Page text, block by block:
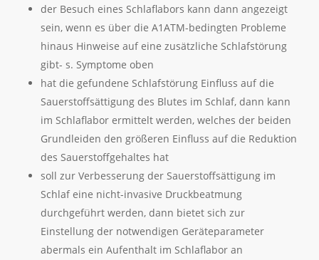
der Besuch eines Schlaflabors kann dann angezeigt
sein, wenn es über die A1ATM-bedingten Probleme
hinaus Hinweise auf eine zusätzliche Schlafstörung
gibt- s. Symptome oben
hat die gefundene Schlafstörung Einfluss auf die
Sauerstoffsättigung des Blutes im Schlaf, dann kann
im Schlaflabor ermittelt werden, welches der beiden
Grundleiden den größeren Einfluss auf die Reduktion
des Sauerstoffgehaltes hat
soll zur Verbesserung der Sauerstoffsättigung im
Schlaf eine nicht-invasive Druckbeatmung
durchgeführt werden, dann bietet sich zur
Einstellung der notwendigen Geräteparameter
abermals ein Aufenthalt im Schlaflabor an